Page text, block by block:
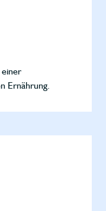
Ernährung.